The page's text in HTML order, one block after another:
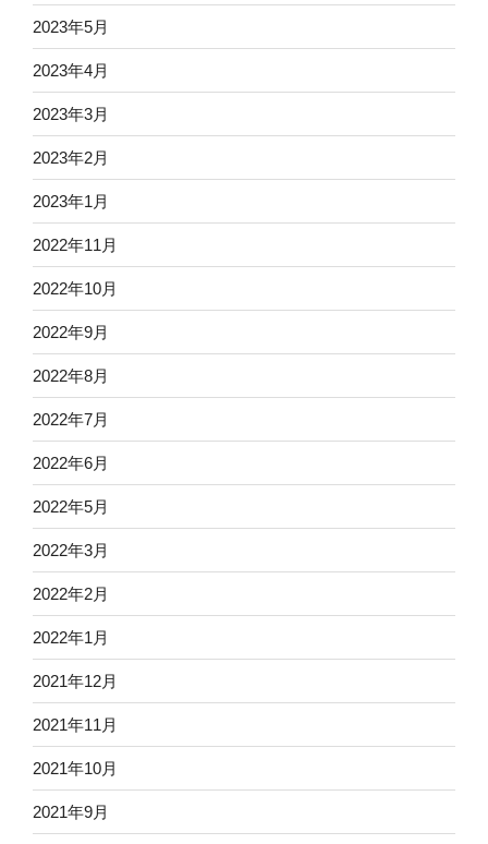
2023年5月
2023年4月
2023年3月
2023年2月
2023年1月
2022年11月
2022年10月
2022年9月
2022年8月
2022年7月
2022年6月
2022年5月
2022年3月
2022年2月
2022年1月
2021年12月
2021年11月
2021年10月
2021年9月